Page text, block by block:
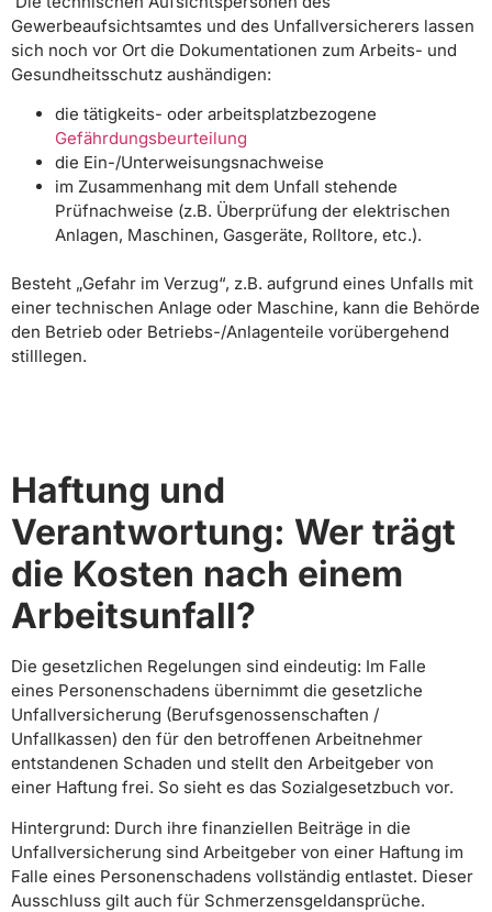
Gewerbeaufsichtsamtes und des Unfallversicherers lassen
sich noch vor Ort die Dokumentationen zum Arbeits- und
Gesundheitsschutz aushändigen:
die tätigkeits- oder arbeitsplatzbezogene
Gefährdungsbeurteilung
die Ein-/Unterweisungsnachweise
im Zusammenhang mit dem Unfall stehende
Prüfnachweise (z.B. Überprüfung der elektrischen
Anlagen, Maschinen, Gasgeräte, Rolltore, etc.).
Besteht „Gefahr im Verzug“, z.B. aufgrund eines Unfalls mit
einer technischen Anlage oder Maschine, kann die Behörde
den Betrieb oder Betriebs-/Anlagenteile vorübergehend
stilllegen.
Haftung und
Verantwortung: Wer trägt
die Kosten nach einem
Arbeitsunfall?
Die gesetzlichen Regelungen sind eindeutig: Im Falle
eines Personenschadens übernimmt die gesetzliche
Unfallversicherung (Berufsgenossenschaften /
Unfallkassen) den für den betroffenen Arbeitnehmer
entstandenen Schaden und stellt den Arbeitgeber von
einer Haftung frei. So sieht es das Sozialgesetzbuch vor.
Hintergrund: Durch ihre finanziellen Beiträge in die
Unfallversicherung sind Arbeitgeber von einer Haftung im
Falle eines Personenschadens vollständig entlastet. Dieser
Ausschluss gilt auch für Schmerzensgeldansprüche.